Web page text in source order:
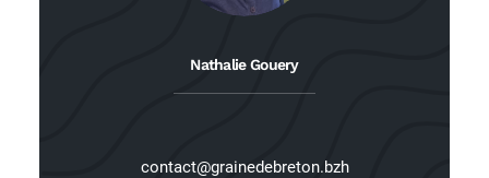
Nathalie Gouery
contact@grainedebreton.bzh